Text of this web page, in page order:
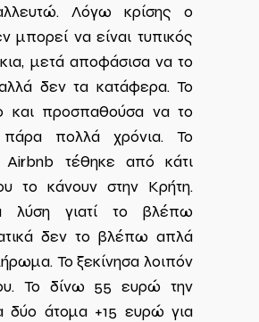
Λόγω κρίσης ο
μπορεί να είναι τυπικός
μετά αποφάσισα να το
δεν τα κατάφερα. Το
και προσπαθούσα να το
πολλά χρόνια. Το
τέθηκε από κάτι
το κάνουν στην Κρήτη.
λύση γιατί το βλέπω
δεν το βλέπω απλά
Το ξεκίνησα λοιπόν
Το δίνω 55 ευρώ την
δύο άτομα +15 ευρώ για